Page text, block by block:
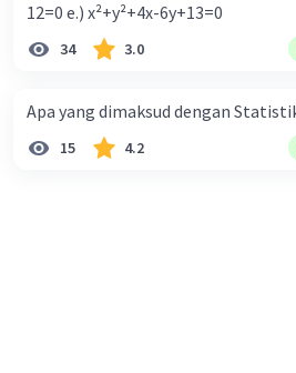
12=0 e.) x²+y²+4x-6y+13=0
34 3.0
Apa yang dimaksud dengan
15 4.2